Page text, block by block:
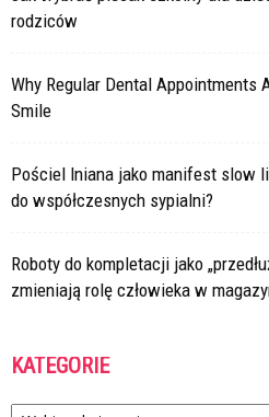
rodziców
Why Regular Dental Appointments
Smile
Pościel lniana jako manifest slow
do współczesnych sypialni?
Roboty do kompletacji jako
zmieniają rolę człowieka w
KATEGORIE
Kategorie